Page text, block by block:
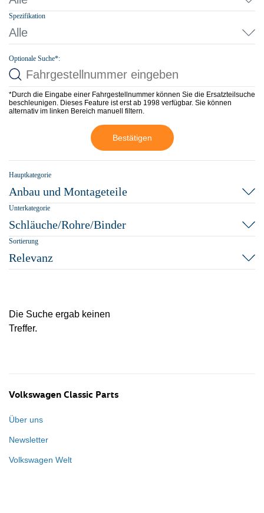
Spezifikation
Alle
Optionale Suche*:
*Durch die Eingabe einer Fahrgestellnummer können Sie die Ersatzteilsuche
beschleunigen. Dieses Feature ist erst ab 1998 verfügbar. Sie können
alternativ im linken Bereich manuell filtern.
Bestätigen
Hauptkategorie
Anbau und Montageteile
Unterkategorie
Schläuche/Rohre/Binder
Sortierung
Relevanz
Die Suche ergab keinen
Treffer.
Volkswagen Classic Parts
Über uns
Newsletter
Volkswagen Welt